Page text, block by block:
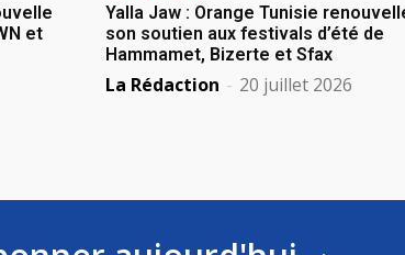
et
Yalla Jaw : Orange Tunisie
son soutien aux festivals d’été de
Hammamet, Bizerte et Sfax
La Rédaction - 20 juillet 2026